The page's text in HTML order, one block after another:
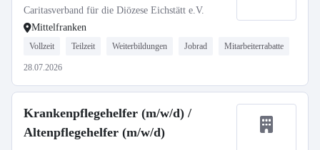
Caritasverband für die Diözese Eichstätt e.V.
Mittelfranken
Vollzeit Teilzeit Weiterbildungen Jobrad Mitarbeiterrabatte
28.07.2026
Krankenpflegehelfer (m/w/d) /
Altenpflegehelfer (m/w/d)